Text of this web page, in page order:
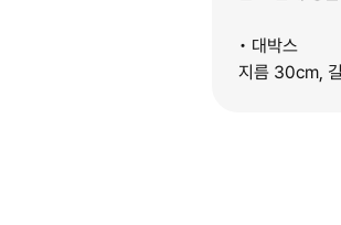
• 대박스
지름 30cm,